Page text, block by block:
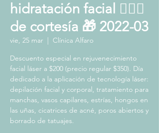
hidratación facial 🧖🏻‍♀️
de cortesía 🎁 2022-03
vie, 25 mar
  |
Clínica Alfaro
Descuento especial en rejuvenecimiento
facial láser a $200 (precio regular $350). Día
dedicado a la aplicación de tecnología láser:
depilación facial y corporal, tratamiento para
manchas, vasos capilares, estrías, hongos en
las uñas, cicatrices de acné, poros abiertos y
borrado de tatuajes.